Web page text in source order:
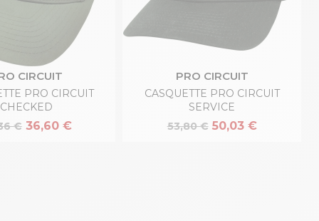
CIRCUIT
PRO CIRCUIT
CHECKED
€ 36,60 €
PRO CIRCUIT
CASQUETTE PRO CIRCUIT
SERVICE
53,80 € 50,03 €